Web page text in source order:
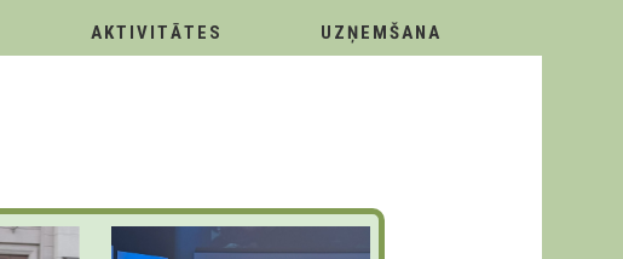
AKTIVITĀTES UZŅEMŠANA